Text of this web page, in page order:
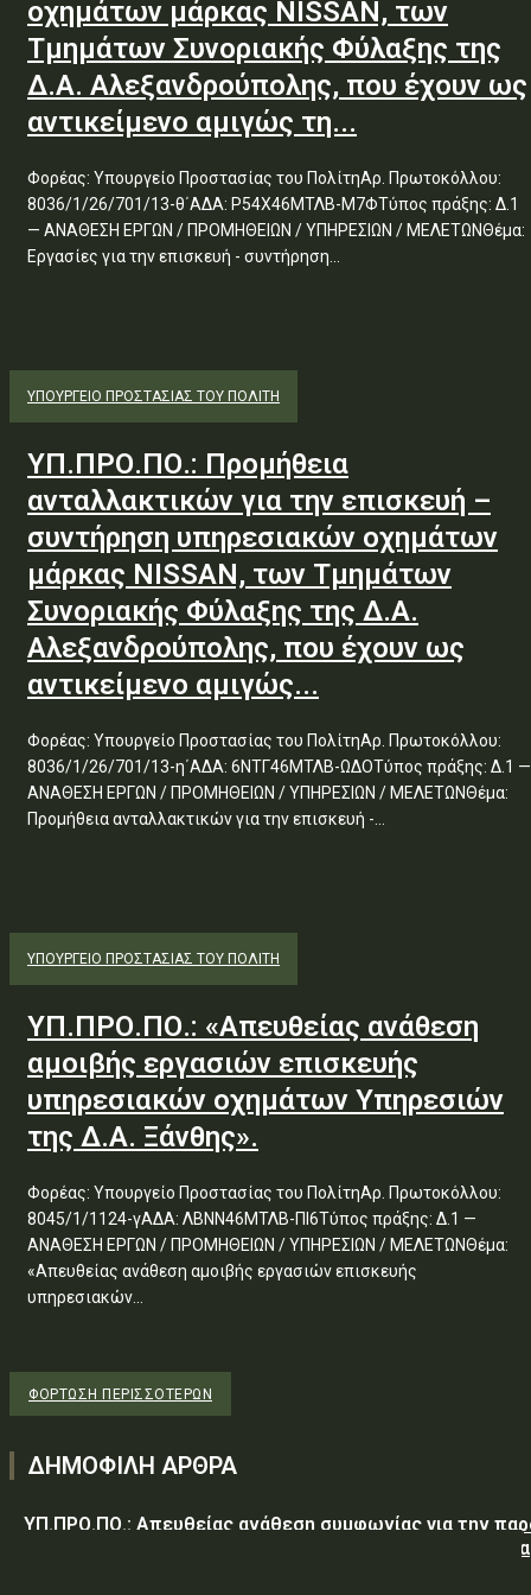
οχημάτων μάρκας NISSAN, των
Τμημάτων Συνοριακής Φύλαξης της
Δ.Α. Αλεξανδρούπολης, που έχουν ως
αντικείμενο αμιγώς τη...
Φορέας: Υπουργείο Προστασίας του ΠολίτηΑρ. Πρωτοκόλλου:
8036/1/26/701/13-θ΄ΑΔΑ: Ρ54Χ46ΜΤΛΒ-Μ7ΦΤύπος πράξης: Δ.1
— ΑΝΑΘΕΣΗ ΕΡΓΩΝ / ΠΡΟΜΗΘΕΙΩΝ / ΥΠΗΡΕΣΙΩΝ / ΜΕΛΕΤΩΝΘέμα:
Εργασίες για την επισκευή - συντήρηση...
ΥΠΟΥΡΓΕΊΟ ΠΡΟΣΤΑΣΊΑΣ ΤΟΥ ΠΟΛΊΤΗ
ΥΠ.ΠΡΟ.ΠΟ.: Προμήθεια
ανταλλακτικών για την επισκευή –
συντήρηση υπηρεσιακών οχημάτων
μάρκας NISSAN, των Τμημάτων
Συνοριακής Φύλαξης της Δ.Α.
Αλεξανδρούπολης, που έχουν ως
αντικείμενο αμιγώς...
Φορέας: Υπουργείο Προστασίας του ΠολίτηΑρ. Πρωτοκόλλου:
8036/1/26/701/13-η΄ΑΔΑ: 6ΝΤΓ46ΜΤΛΒ-ΩΔΟΤύπος πράξης: Δ.1 —
ΑΝΑΘΕΣΗ ΕΡΓΩΝ / ΠΡΟΜΗΘΕΙΩΝ / ΥΠΗΡΕΣΙΩΝ / ΜΕΛΕΤΩΝΘέμα:
Προμήθεια ανταλλακτικών για την επισκευή -...
ΥΠΟΥΡΓΕΊΟ ΠΡΟΣΤΑΣΊΑΣ ΤΟΥ ΠΟΛΊΤΗ
ΥΠ.ΠΡΟ.ΠΟ.: «Απευθείας ανάθεση
αμοιβής εργασιών επισκευής
υπηρεσιακών οχημάτων Υπηρεσιών
της Δ.Α. Ξάνθης».
Φορέας: Υπουργείο Προστασίας του ΠολίτηΑρ. Πρωτοκόλλου:
8045/1/1124-γΑΔΑ: ΛΒΝΝ46ΜΤΛΒ-ΠΙ6Τύπος πράξης: Δ.1 —
ΑΝΑΘΕΣΗ ΕΡΓΩΝ / ΠΡΟΜΗΘΕΙΩΝ / ΥΠΗΡΕΣΙΩΝ / ΜΕΛΕΤΩΝΘέμα:
«Απευθείας ανάθεση αμοιβής εργασιών επισκευής
υπηρεσιακών...
ΦΌΡΤΩΣΗ ΠΕΡΙΣΣΟΤΈΡΩΝ
ΔΗΜΟΦΙΛΗ ΑΡΘΡΑ
ΥΠ.ΠΡΟ.ΠΟ.: Απευθείας ανάθεση συμφωνίας για την
υπηρεσιών κλειδαρά για τη σφράγιση οικίας στα Μέγαρα